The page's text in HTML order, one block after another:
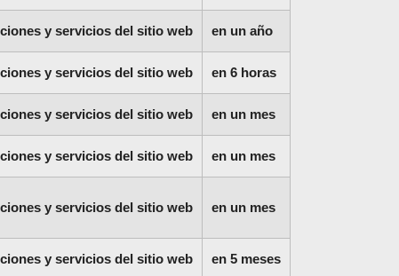
y servicios del sitio web en un año
y servicios del sitio web en 6 horas
y servicios del sitio web en un mes
y servicios del sitio web en un mes
y servicios del sitio web en un mes
y servicios del sitio web en 5 meses